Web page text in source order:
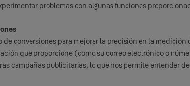
problemas con algunas funciones
de conversiones para mejorar la precisión en la
que proporcione (como su correo electrónico o
campañas publicitarias, lo que nos permite entender